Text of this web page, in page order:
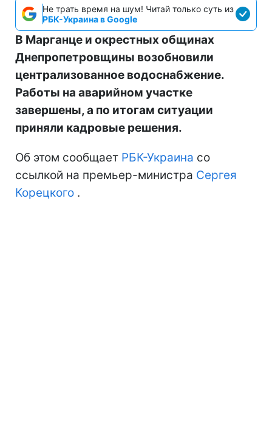
Не трать время на шум! Читай только суть из
РБК-Украина в Google
В Марганце и окрестных общинах
Днепропетровщины возобновили
централизованное водоснабжение.
Работы на аварийном участке
завершены, а по итогам ситуации
приняли кадровые решения.
Об этом сообщает РБК-Украина со
ссылкой на премьер-министра Сергея
Корецкого .